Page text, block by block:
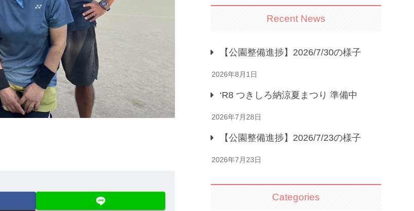
Recent News
【公園整備進捗】2026/7/30の様子
2026年8月1日
‘R8 つきしろ納涼夏まつり 準備中
2026年7月28日
【公園整備進捗】2026/7/23の様子
2026年7月23日
Categories